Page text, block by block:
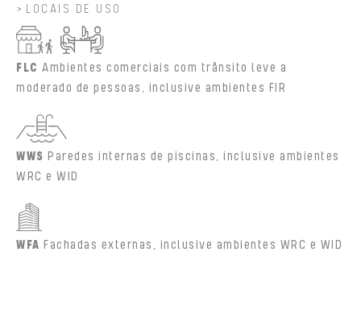
LOCAIS DE USO
FLC Ambientes comerciais com trânsito leve a
moderado de pessoas, inclusive ambientes FIR
WWS Paredes internas de piscinas, inclusive ambientes
WRC e WID
WFA Fachadas externas, inclusive ambientes WRC e WID